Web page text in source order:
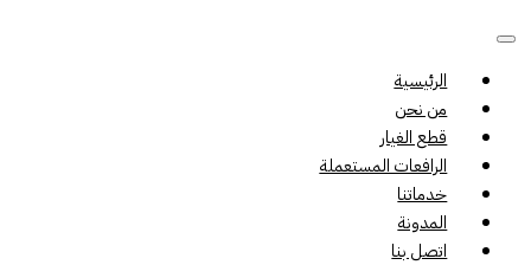
الرئيسية
من نحن
قطع الغيار
الرافعات المستعملة
خدماتنا
المدونة
اتصل بنا